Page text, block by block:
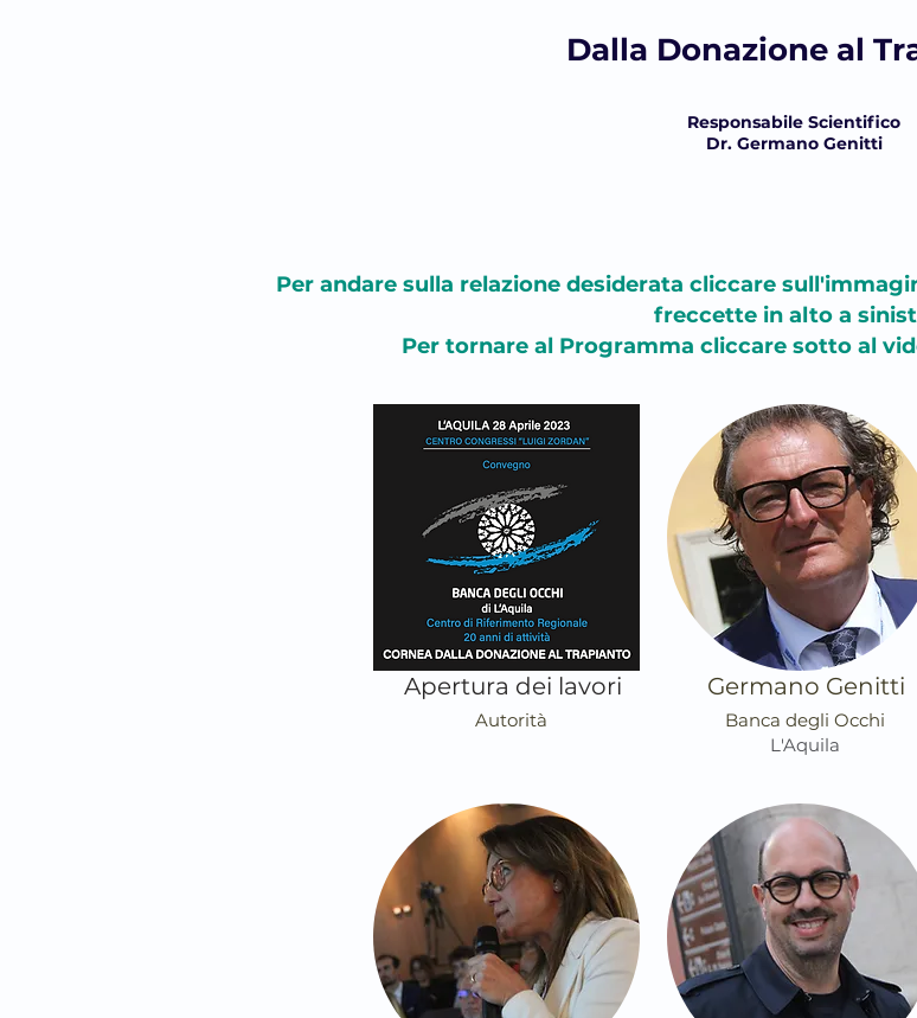
Dalla Donazione al
Responsabile Scientifico
Dr. Germano Genitti
Per andare sulla relazione desiderata cliccare
freccette in alto a
Per tornare al Programma cliccare sotto al
Apertura dei lavori
Autorità
Germano Genitti
Banca degli Occhi
L'Aquila